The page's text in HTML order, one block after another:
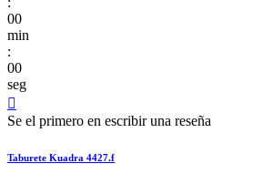
00
min
:
00
seg

Se el primero en escribir una reseña
Taburete Kuadra 4427.f